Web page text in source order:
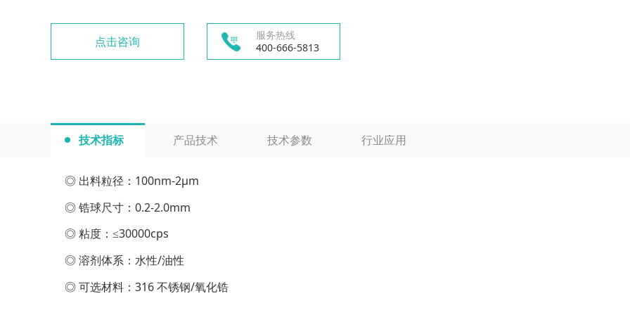
点击咨询
服务热线
400-666-5813
技术指标 产品技术 技术参数 行业应用
◎ 出料粒径：100nm-2μm
◎ 锆球尺寸：0.2-2.0mm
◎ 粘度：≤30000cps
◎ 溶剂体系：水性/油性
◎ 可选材料：316 不锈钢/氧化锆